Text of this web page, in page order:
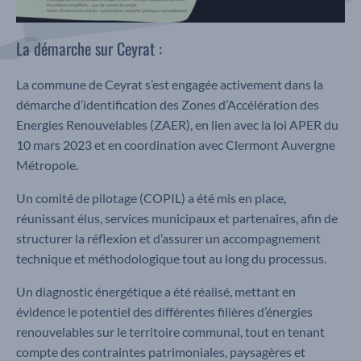
La démarche sur Ceyrat :
La commune de Ceyrat s’est engagée activement dans la
démarche d’identification des Zones d’Accélération des
Energies Renouvelables (ZAER), en lien avec la loi APER du
10 mars 2023 et en coordination avec Clermont Auvergne
Métropole.
Un comité de pilotage (COPIL) a été mis en place,
réunissant élus, services municipaux et partenaires, afin de
structurer la réflexion et d’assurer un accompagnement
technique et méthodologique tout au long du processus.
Un diagnostic énergétique a été réalisé, mettant en
évidence le potentiel des différentes filières d’énergies
renouvelables sur le territoire communal, tout en tenant
compte des contraintes patrimoniales, paysagères et